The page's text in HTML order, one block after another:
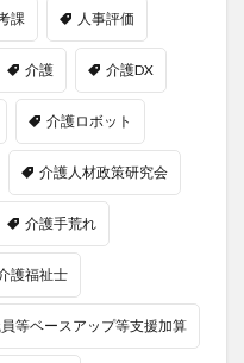
課 人事評価
介護 介護DX
介護ロボット
介護人材政策研究会
介護手荒れ
護福祉士
等ベースアップ等支援加算